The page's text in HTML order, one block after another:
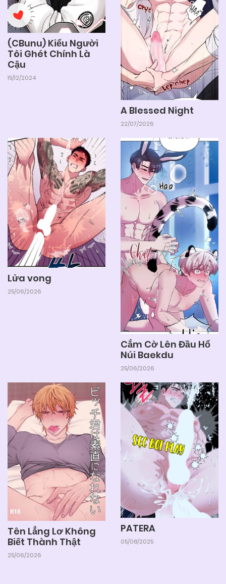
Chapter 11
Chapter 10 05/06/2025
Chapter 9
Chapter 7 05/06/2025
Chapter 6 05/06/2025
Chapter 5 05/06/2025
Chapter 4 05/06/2025
Chapter 3.1
Chapter 1 05/06/2025
(CBunu) Kiểu Người
Tôi Ghét Chính Là
Cậu
15/12/2024
A Blessed Night
22/07/2026
Lửa vong
25/06/2026
Cắm Cờ Lên Đầu Hổ
Núi Baekdu
25/06/2026
Tên Lẳng Lơ Không
Biết Thành Thật
25/06/2026
PATERA
05/08/2025